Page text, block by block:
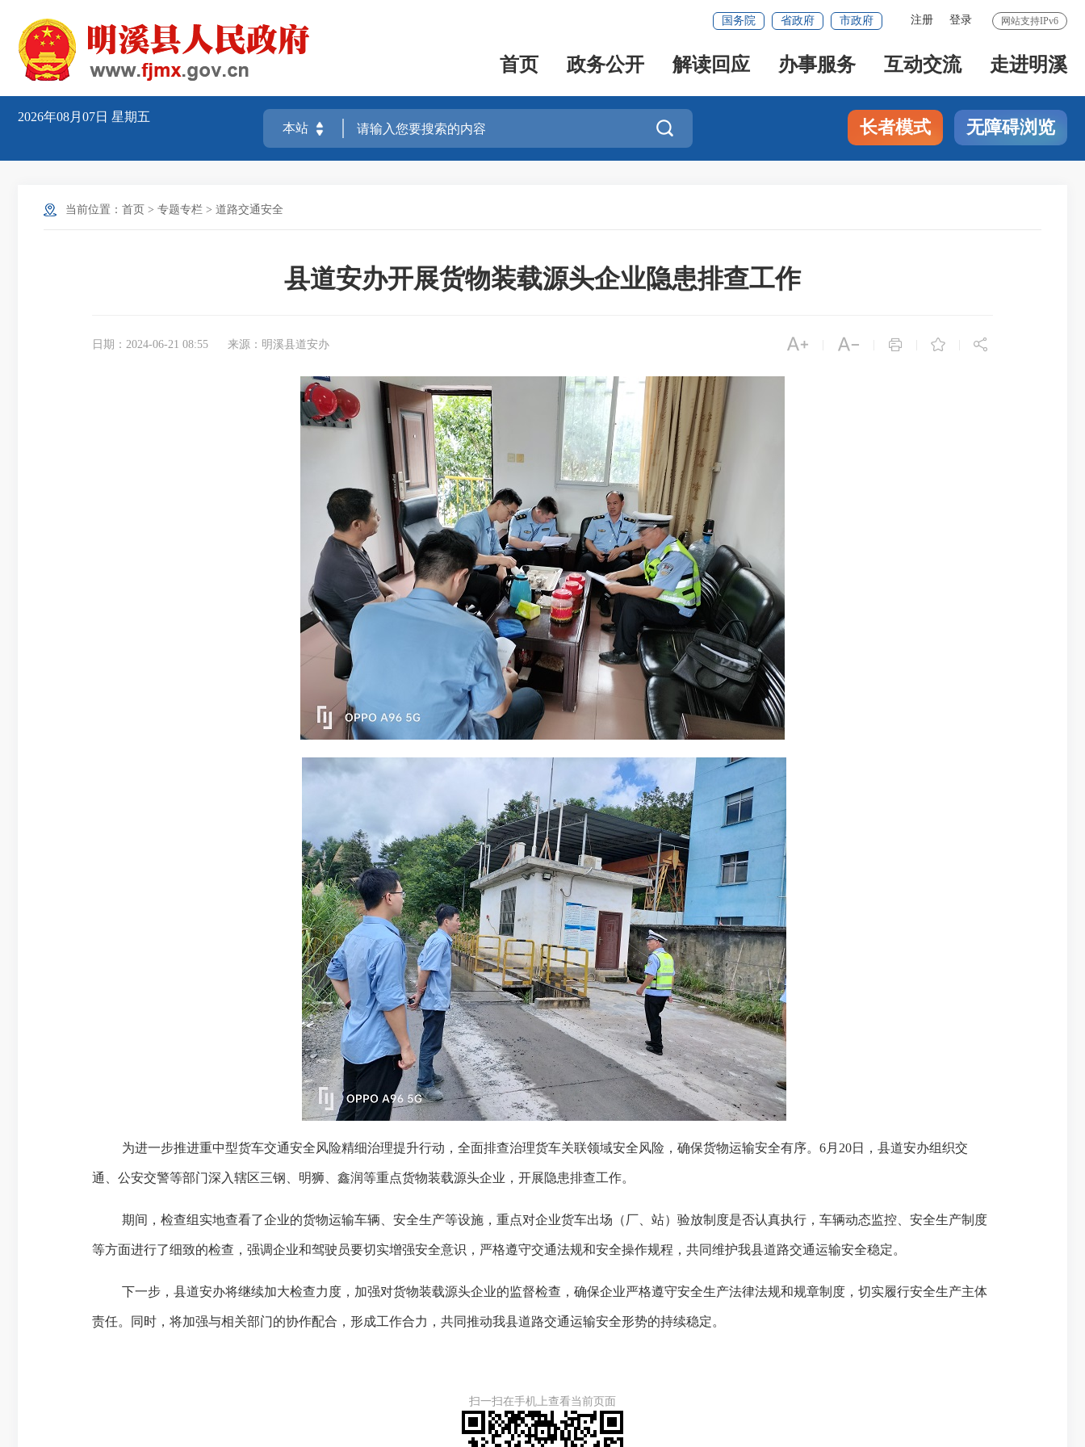
网站支持IPv6
注册 登录
国务院 省政府 市政府
首页 政务公开 解读回应 办事服务 互动交流 走进明溪
2026年08月07日 星期五
 长者模式 无障碍浏览
当前位置： 首页 > 专题专栏 > 道路交通安全
县道安办开展货物装载源头企业隐患排查工作
日期：2024-06-21 08:55 来源：明溪县道安办     
为进一步推进重中型货车交通安全风险精细治理提升行动，全面排查治理货车关联领域安全风险，确保货物运输安全有序。6月20日，县道安办组织交
通、公安交警等部门深入辖区三钢、明狮、鑫润等重点货物装载源头企业，开展隐患排查工作。
期间，检查组实地查看了企业的货物运输车辆、安全生产等设施，重点对企业货车出场（厂、站）验放制度是否认真执行，车辆动态监控、安全生产制度
等方面进行了细致的检查，强调企业和驾驶员要切实增强安全意识，严格遵守交通法规和安全操作规程，共同维护我县道路交通运输安全稳定。
下一步，县道安办将继续加大检查力度，加强对货物装载源头企业的监督检查，确保企业严格遵守安全生产法律法规和规章制度，切实履行安全生产主体
责任。同时，将加强与相关部门的协作配合，形成工作合力，共同推动我县道路交通运输安全形势的持续稳定。
扫一扫在手机上查看当前页面